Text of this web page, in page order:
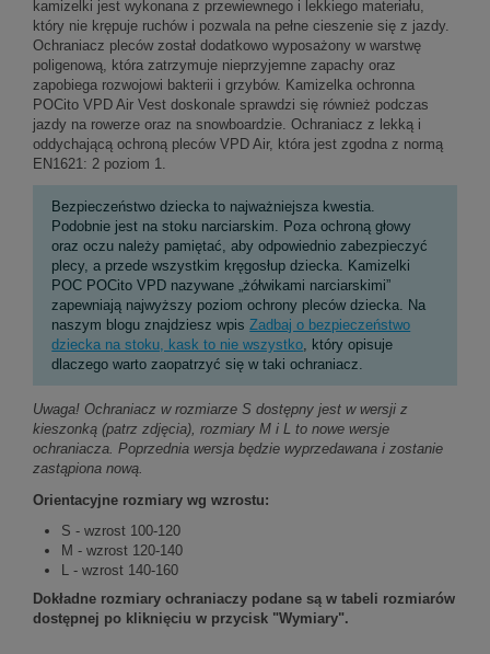
kamizelki jest wykonana z przewiewnego i lekkiego materiału,
który nie krępuje ruchów i pozwala na pełne cieszenie się z jazdy.
Ochraniacz pleców został dodatkowo wyposażony w warstwę
poligenową, która zatrzymuje nieprzyjemne zapachy oraz
zapobiega rozwojowi bakterii i grzybów. Kamizelka ochronna
POCito VPD Air Vest doskonale sprawdzi się również podczas
jazdy na rowerze oraz na snowboardzie. Ochraniacz z lekką i
oddychającą ochroną pleców VPD Air, która jest zgodna z normą
EN1621: 2 poziom 1.
Bezpieczeństwo dziecka to najważniejsza kwestia.
Podobnie jest na stoku narciarskim. Poza ochroną głowy
oraz oczu należy pamiętać, aby odpowiednio zabezpieczyć
plecy, a przede wszystkim kręgosłup dziecka. Kamizelki
POC POCito VPD nazywane „żółwikami narciarskimi”
zapewniają najwyższy poziom ochrony pleców dziecka. Na
naszym blogu znajdziesz wpis Zadbaj o bezpieczeństwo
dziecka na stoku, kask to nie wszystko , który opisuje
dlaczego warto zaopatrzyć się w taki ochraniacz.
Uwaga! Ochraniacz w rozmiarze S dostępny jest w wersji z
kieszonką (patrz zdjęcia), rozmiary M i L to nowe wersje
ochraniacza. Poprzednia wersja będzie wyprzedawana i zostanie
zastąpiona nową.
Orientacyjne rozmiary wg wzrostu:
S - wzrost 100-120
M - wzrost 120-140
L - wzrost 140-160
Dokładne rozmiary ochraniaczy podane są w tabeli rozmiarów
dostępnej po kliknięciu w przycisk "Wymiary".